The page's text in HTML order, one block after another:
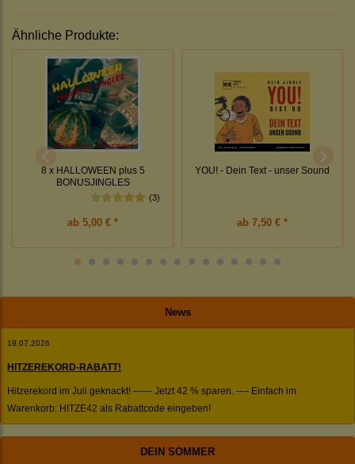
News
19.07.2026
HITZEREKORD-RABATT!
Hitzerekord im Juli geknackt! ------ Jetzt 42 % sparen. ---- Einfach im
Warenkorb: HITZE42 als Rabattcode eingeben!
DEIN SOMMER
Ähnliche Produkte:
8 x HALLOWEEN plus 5
BONUSJINGLES
(3)
ab 5,00 € *
YOU! - Dein Text - unser Sound
ab 7,50 € *